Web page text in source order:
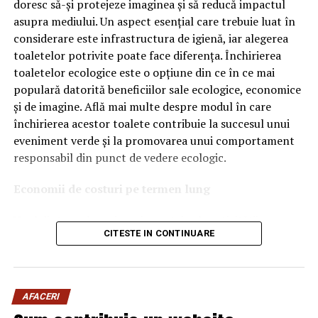
Ce înseamnă Ravenol VMP?
DenumireaVMPidentifică o gamă de uleiuri dezvoltate
pentru motoare moderne care necesită performanțe
ridicate și compatibilitate cu numeroase specificații ale
constructorilor auto.
Acest produs este destinat în special motoarelor
moderne pe benzină și diesel, inclusiv celor echipate cu:
catalizatoare moderne;
sisteme Start-Stop.
Ce înseamnă USVO?
Una dintre cele mai importante caracteristici ale acestui
ulei este tehnologiaUSVO.
doresc să-și protejeze imaginea și să reducă impactul
asupra mediului. Un aspect esențial care trebuie luat în
considerare este infrastructura de igienă, iar alegerea
toaletelor potrivite poate face diferența. Închirierea
toaletelor ecologice este o opțiune din ce în ce mai
populară datorită beneficiilor sale ecologice, economice
și de imagine. Află mai multe despre modul în care
închirierea acestor toalete contribuie la succesul unui
eveniment verde și la promovarea unui comportament
responsabil din punct de vedere ecologic.
Economii de costuri pe termen lung
Unul dintre cele mai mari avantaje ale activității
închiriere toalete ecologiceeste economia de costuri.
termen lung, aceasta este o opțiune mai rentabilă decât
construirea unei infrastructuri permanente de toalete.
Toaletele ecologice nu necesită conexiuni complexe la
CITESTE IN CONTINUARE
AFACERI